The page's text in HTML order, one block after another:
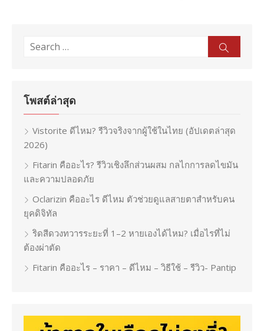
Search
โพสต์ล่าสุด
Vistorite ดีไหม? รีวิวจริงจากผู้ใช้ในไทย (อัปเดตล่าสุด
2026)
Fitarin คืออะไร? รีวิวเชิงลึกส่วนผสม กลไกการลดไขมัน
และความปลอดภัย
Oclarizin คืออะไร ดีไหม ตัวช่วยดูแลสายตาสำหรับคน
ยุคดิจิทัล
ริดสีดวงทวารระยะที่ 1–2 หายเองได้ไหม? เมื่อไรที่ไม่
ต้องผ่าตัด
Fitarin คืออะไร – ราคา – ดีไหม – วิธีใช้ – รีวิว- Pantip